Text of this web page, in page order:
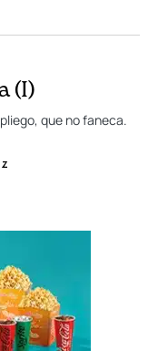
(I)
que no faneca.